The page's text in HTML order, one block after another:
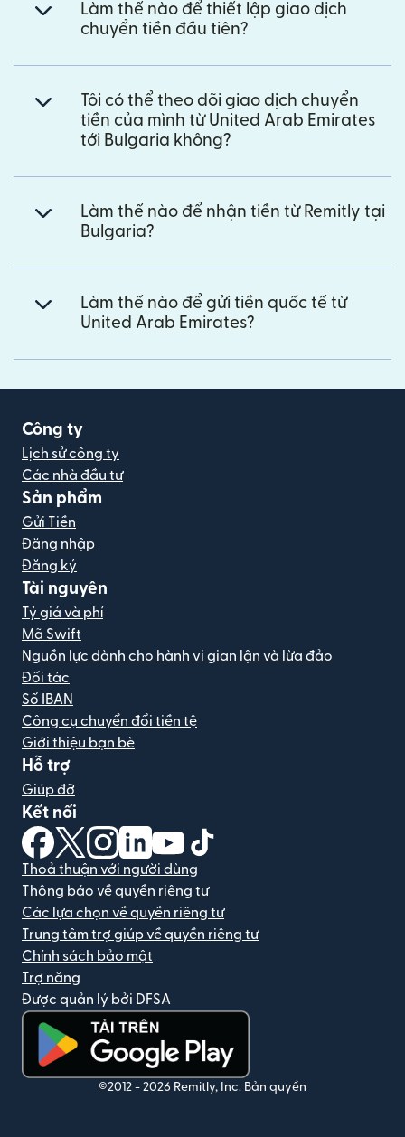
Làm thế nào để thiết lập giao dịch
chuyển tiền đầu tiên?
Tôi có thể theo dõi giao dịch chuyển
tiền của mình từ United Arab Emirates
tới Bulgaria không?
Làm thế nào để nhận tiền từ Remitly tại
Bulgaria?
Làm thế nào để gửi tiền quốc tế từ
United Arab Emirates?
Công ty
Lịch sử công ty
Các nhà đầu tư
Sản phẩm
Gửi Tiền
Đăng nhập
Đăng ký
Tài nguyên
Tỷ giá và phí
Mã Swift
Nguồn lực dành cho hành vi gian lận và lừa đảo
Đối tác
Số IBAN
Công cụ chuyển đổi tiền tệ
Giới thiệu bạn bè
Hỗ trợ
Giúp đỡ
Kết nối
(mở trong cửa sổ mới)
(mở trong cửa sổ mới)
(mở trong cửa sổ mới)
(mở trong cửa sổ mới)
(mở trong cửa sổ mới)
Thoả thuận với người dùng
Thông báo về quyền riêng tư
Các lựa chọn về quyền riêng tư
Trung tâm trợ giúp về quyền riêng tư
Chính sách bảo mật
Trợ năng
Được quản lý bởi DFSA
(mở trong cửa sổ mới)
©2012 - 2026 Remitly, Inc. Bản quyền